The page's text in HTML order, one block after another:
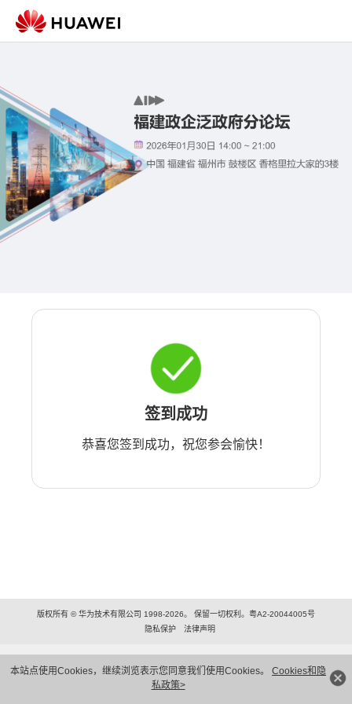
本站点使用Cookies，继续浏览表示您同意我们使用Cookies。 Cookies和隐
私政策>
签到成功
恭喜您签到成功，祝您参会愉快！
版权所有 © 华为技术有限公司 1998-2026。 保留一切权利。粤A2-20044005号
隐私保护
法律声明